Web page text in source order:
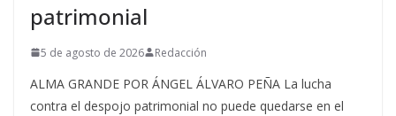
patrimonial
5 de agosto de 2026 Redacción
ALMA GRANDE POR ÁNGEL ÁLVARO PEÑA La lucha
contra el despojo patrimonial no puede quedarse en el